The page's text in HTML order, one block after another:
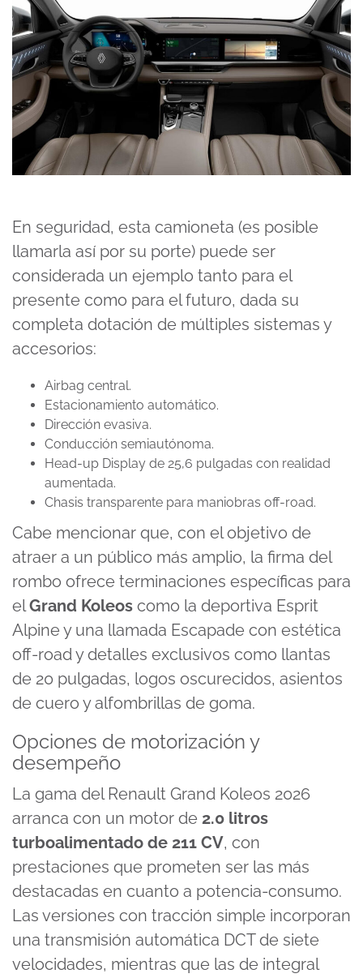
En seguridad, esta camioneta (es posible
llamarla así por su porte) puede ser
considerada un ejemplo tanto para el
presente como para el futuro, dada su
completa dotación de múltiples sistemas y
accesorios:
Airbag central.
Estacionamiento automático.
Dirección evasiva.
Conducción semiautónoma.
Head-up Display de 25,6 pulgadas con realidad
aumentada.
Chasis transparente para maniobras off-road.
Cabe mencionar que, con el objetivo de
atraer a un público más amplio, la firma del
rombo ofrece terminaciones específicas para
elGrand Koleos como la deportiva Esprit
Alpine y una llamada Escapade con estética
off-road y detalles exclusivos como llantas
de 20 pulgadas, logos oscurecidos, asientos
de cuero y alfombrillas de goma.
Opciones de motorización y
desempeño
La gama del Renault Grand Koleos 2026
arranca con un motor de 2.0 litros
turboalimentado de 211 CV, con
prestaciones que prometen ser las más
destacadas en cuanto a potencia-consumo.
Las versiones con tracción simple incorporan
una transmisión automática DCT de siete
velocidades, mientras que las de integral